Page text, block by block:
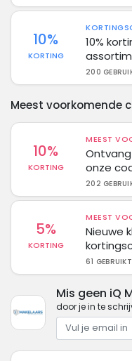
10%
KORTING
10%
200
Meest voorkomende
10%
KORTING
MEEST
onze
202
5%
KORTING
MEEST
Nieuwe
61 GEBRUIKT
Mis geen iQ
door je in te